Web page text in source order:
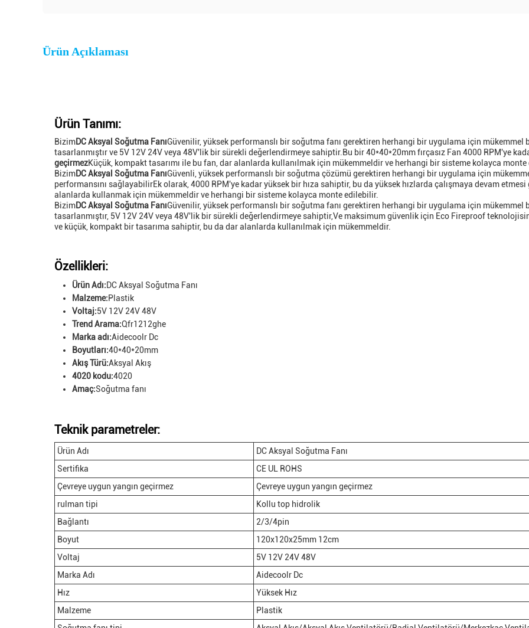
Ürün Açıklaması
Ürün Tanımı:
BizimDC Aksyal Soğutma FanıGüvenilir, yüksek performanslı bir soğutma fanı gerektiren herhangi bir uygulama için
tasarlanmıştır ve 5V 12V 24V veya 48V'lik bir sürekli değerlendirmeye sahiptir.Bu bir 40*40*20mm fırçasız Fan 4000 RPM'ye
geçirmezKüçük, kompakt tasarımı ile bu fan, dar alanlarda kullanılmak için mükemmeldir ve herhangi bir sisteme kolayca monte
BizimDC Aksyal Soğutma FanıGüvenli, yüksek performanslı bir soğutma çözümü gerektiren herhangi bir uygulama için
performansını sağlayabilirEk olarak, 4000 RPM'ye kadar yüksek bir hıza sahiptir, bu da yüksek hızlarda çalışmaya devam
alanlarda kullanmak için mükemmeldir ve herhangi bir sisteme kolayca monte edilebilir.
BizimDC Aksyal Soğutma FanıGüvenilir, yüksek performanslı bir soğutma fanı gerektiren herhangi bir uygulama için mükemmel
tasarlanmıştır, 5V 12V 24V veya 48V'lik bir sürekli değerlendirmeye sahiptir,Ve maksimum güvenlik için Eco Fireproof
ve küçük, kompakt bir tasarıma sahiptir, bu da dar alanlarda kullanılmak için mükemmeldir.
Özellikleri:
Ürün Adı:DC Aksyal Soğutma Fanı
Malzeme:Plastik
Voltaj:5V 12V 24V 48V
Trend Arama:Qfr1212ghe
Marka adı:Aidecoolr Dc
Boyutları:40*40*20mm
Akış Türü:Aksyal Akış
4020 kodu:4020
Amaç:Soğutma fanı
Teknik parametreler:
Ürün Adı
DC Aksyal Soğutma Fanı
Sertifika
CE UL ROHS
Çevreye uygun yangın geçirmez
Çevreye uygun yangın geçirmez
rulman tipi
Kollu top hidrolik
Bağlantı
2/3/4pin
Boyut
120x120x25mm 12cm
Voltaj
5V 12V 24V 48V
Marka Adı
Aidecoolr Dc
Hız
Yüksek Hız
Malzeme
Plastik